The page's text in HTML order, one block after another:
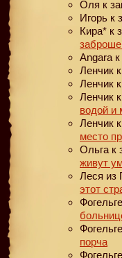
Оля к
Игорь к
Кира* к
Angara
Ленчик
Ленчик
Ленчик
водой и
Ленчик
место
Ольга к
живут
Леся из
этот
порча